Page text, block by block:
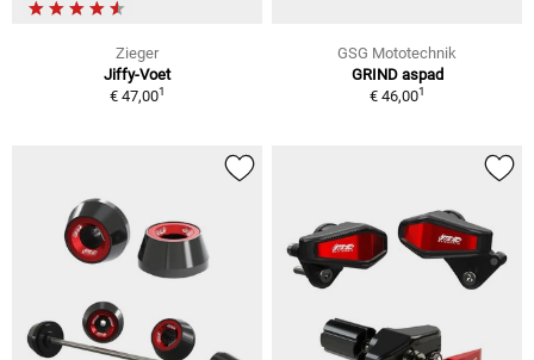
Zieger
Jiffy-Voet
€ 47,001
GSG Mototechnik
GRIND aspad
€ 46,001